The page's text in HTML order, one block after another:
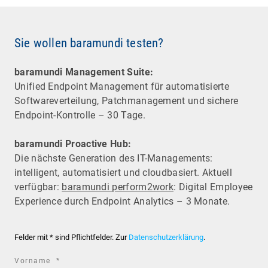
Sie wollen baramundi testen?
baramundi Management Suite:
Unified Endpoint Management für automatisierte
Software­verteilung, Patchmanagement und sichere
Endpoint-Kontrolle – 30 Tage.
baramundi Proactive Hub:
Die nächste Generation des IT-Managements:
intelligent, automatisiert und cloudbasiert. Aktuell
verfügbar: baramundi perform2work: Digital Employee
Experience durch Endpoint Analytics – 3 Monate.
Felder mit * sind Pflichtfelder. Zur Datenschutzerklärung.
Vorname *